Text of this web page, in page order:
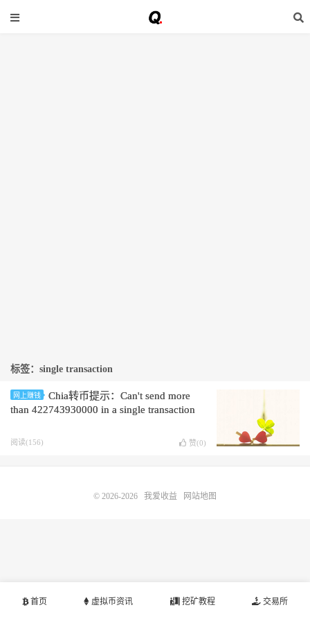
标签：single transaction
网上赚钱
Chia转币提示：Can't send more
than 422743930000 in a single transaction
阅读(156) 赞(0)
首页 虚拟币资讯 挖矿教程 交易所
© 2026-2026 我爱收益 网站地图